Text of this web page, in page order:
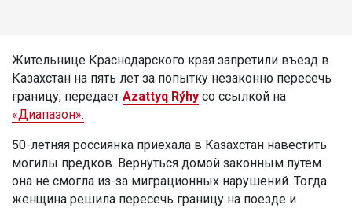
Жительнице Краснодарского края запретили въезд в
Казахстан на пять лет за попытку незаконно пересечь
границу, передает Azattyq Rýhy со ссылкой на
«Диапазон».
50-летняя россиянка приехала в Казахстан навестить
могилы предков. Вернуться домой законным путем
она не смогла из-за миграционных нарушений. Тогда
женщина решила пересечь границу на поезде и